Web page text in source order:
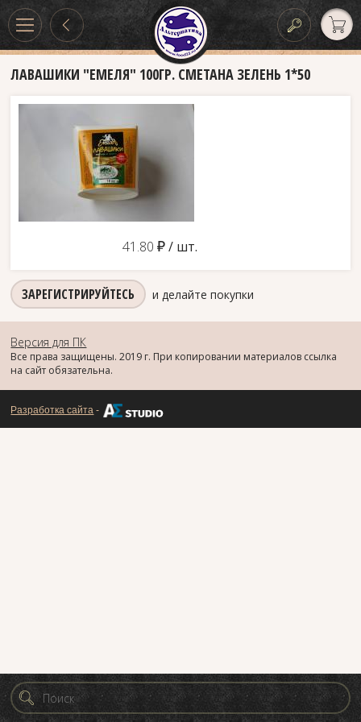
ЛАВАШИКИ "ЕМЕЛЯ" 100ГР. СМЕТАНА ЗЕЛЕНЬ 1*50
41.80 д/ шт.
ЗАРЕГИСТРИРУЙТЕСЬ и делайте покупки
Версия для ПК
Все права защищены. 2019 г. При копировании материалов ссылка
на сайт обязательна.
Разработка сайта -